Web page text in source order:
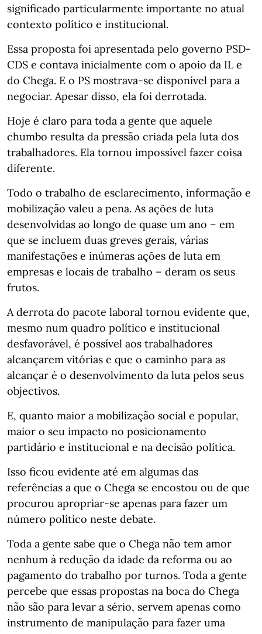
significado particularmente importante no atual
contexto político e institucional.
Essa proposta foi apresentada pelo governo PSD-
CDS e contava inicialmente com o apoio da IL e
do Chega. E o PS mostrava-se disponível para a
negociar. Apesar disso, ela foi derrotada.
Hoje é claro para toda a gente que aquele
chumbo resulta da pressão criada pela luta dos
trabalhadores. Ela tornou impossível fazer coisa
diferente.
Todo o trabalho de esclarecimento, informação e
mobilização valeu a pena. As ações de luta
desenvolvidas ao longo de quase um ano – em
que se incluem duas greves gerais, várias
manifestações e inúmeras ações de luta em
empresas e locais de trabalho – deram os seus
frutos.
A derrota do pacote laboral tornou evidente que,
mesmo num quadro político e institucional
desfavorável, é possível aos trabalhadores
alcançarem vitórias e que o caminho para as
alcançar é o desenvolvimento da luta pelos seus
objectivos.
E, quanto maior a mobilização social e popular,
maior o seu impacto no posicionamento
partidário e institucional e na decisão política.
Isso ficou evidente até em algumas das
referências a que o Chega se encostou ou de que
procurou apropriar-se apenas para fazer um
número político neste debate.
Toda a gente sabe que o Chega não tem amor
nenhum à redução da idade da reforma ou ao
pagamento do trabalho por turnos. Toda a gente
percebe que essas propostas na boca do Chega
não são para levar a sério, servem apenas como
instrumento de manipulação para fazer uma